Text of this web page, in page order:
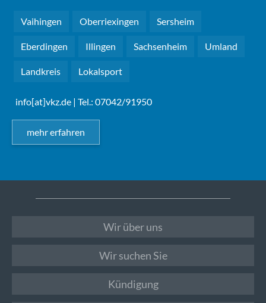
Vaihingen Oberriexingen Sersheim
Eberdingen Illingen Sachsenheim Umland
Landkreis Lokalsport
info[at]vkz.de | Tel.: 07042/91950
mehr erfahren
Wir über uns
Wir suchen Sie
Kündigung